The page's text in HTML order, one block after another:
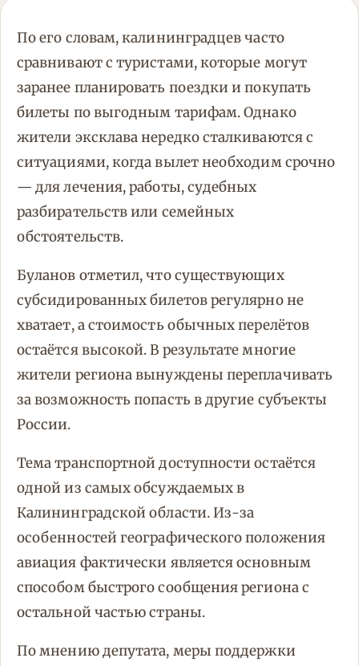
По его словам, калининградцев часто
сравнивают с туристами, которые могут
заранее планировать поездки и покупать
билеты по выгодным тарифам. Однако
жители эксклава нередко сталкиваются с
ситуациями, когда вылет необходим срочно
— для лечения, работы, судебных
разбирательств или семейных
обстоятельств.
Буланов отметил, что существующих
субсидированных билетов регулярно не
хватает, а стоимость обычных перелётов
остаётся высокой. В результате многие
жители региона вынуждены переплачивать
за возможность попасть в другие субъекты
России.
Тема транспортной доступности остаётся
одной из самых обсуждаемых в
Калининградской области. Из-за
особенностей географического положения
авиация фактически является основным
способом быстрого сообщения региона с
остальной частью страны.
По мнению депутата, меры поддержки